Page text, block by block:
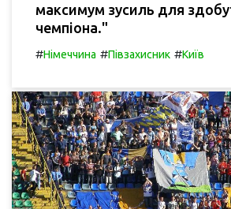
максимум зусиль для
чемпіона."
#Німеччина #Півзахисник #Київ